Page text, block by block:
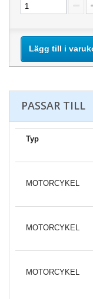
Lägg till i
PASSAR TILL
Typ
MOTORCYKEL
MOTORCYKEL
MOTORCYKEL